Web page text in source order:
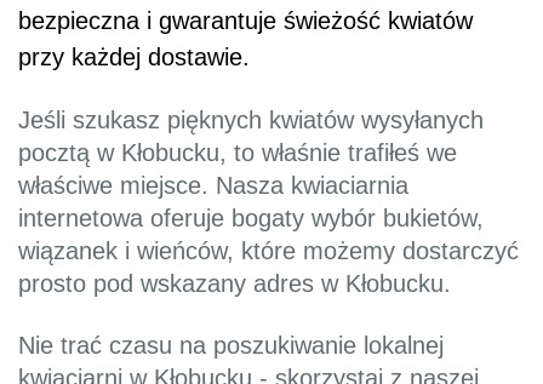
bezpieczna i gwarantuje świeżość kwiatów
przy każdej dostawie.
Jeśli szukasz pięknych kwiatów wysyłanych
pocztą w Kłobucku, to właśnie trafiłeś we
właściwe miejsce. Nasza kwiaciarnia
internetowa oferuje bogaty wybór bukietów,
wiązanek i wieńców, które możemy dostarczyć
prosto pod wskazany adres w Kłobucku.
Nie trać czasu na poszukiwanie lokalnej
kwiaciarni w Kłobucku - skorzystaj z naszej